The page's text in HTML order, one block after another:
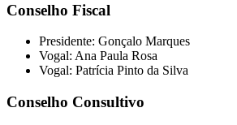
Conselho Fiscal
Presidente: Gonçalo Marques
Vogal: Ana Paula Rosa
Vogal: Patrícia Pinto da Silva
Conselho Consultivo